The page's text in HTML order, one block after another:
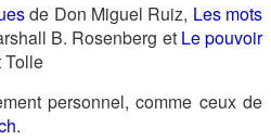
de Don Miguel Ruiz, Les mots
B. Rosenberg et Le pouvoir
Tolle
personnel, comme ceux de
.